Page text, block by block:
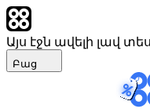
Այս էջն ավելի լավ
Բաց